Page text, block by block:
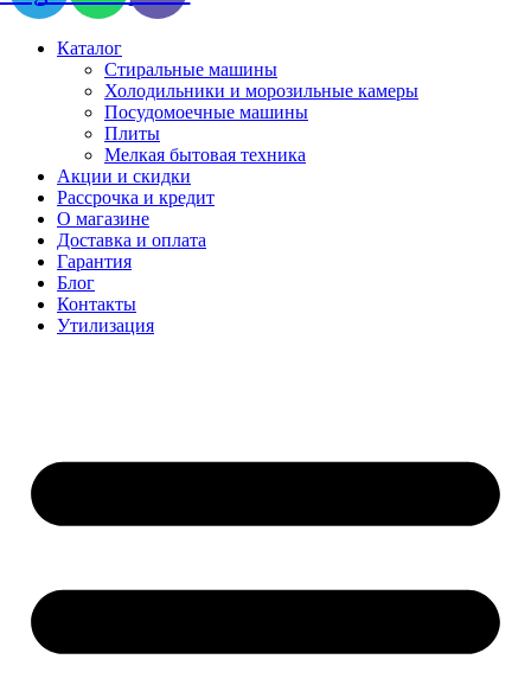
Каталог
Стиральные машины
Холодильники и морозильные камеры
Посудомоечные машины
Плиты
Мелкая бытовая техника
Акции и скидки
Рассрочка и кредит
О магазине
Доставка и оплата
Гарантия
Блог
Контакты
Утилизация